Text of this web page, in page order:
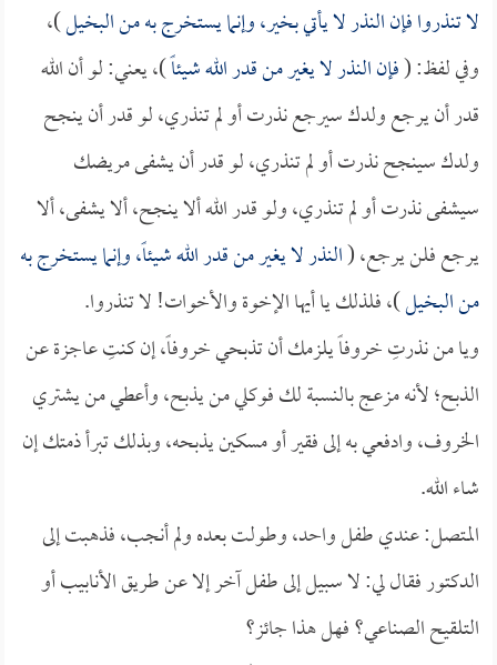
لا تنذروا فإن النذر لا يأتي بخير، وإنما يستخرج به من البخيل)،
وفي لفظ: (فإن النذر لا يغير من قدر الله شيئاً)، يعني: لو أن الله
قدر أن يرجع ولدك سيرجع نذرت أو لم تنذري، لو قدر أن ينجح
ولدك سينجح نذرت أو لم تنذري، لو قدر أن يشفى مريضك
سيشفى نذرت أو لم تنذري، ولو قدر الله ألا ينجح، ألا يشفى، ألا
يرجع فلن يرجع، (النذر لا يغير من قدر الله شيئاً، وإنما يستخرج به
من البخيل)، فلذلك يا أيها الإخوة والأخوات! لا تنذروا.
ويا من نذرتِ خروفاً يلزمك أن تذبحي خروفاً، إن كنتِ عاجزة عن
الذبح؛ لأنه مزعج بالنسبة لك فوكلي من يذبح، وأعطي من يشتري
الخروف، وادفعي به إلى فقير أو مسكين يذبحه، وبذلك تبرأ ذمتك إن
شاء الله.
المتصل: عندي طفل واحد، وطولت بعده ولم أنجب، فذهبت إلى
الدكتور فقال لي: لا سبيل إلى طفل آخر إلا عن طريق الأنابيب أو
التلقيح الصناعي؟ فهل هذا جائز؟